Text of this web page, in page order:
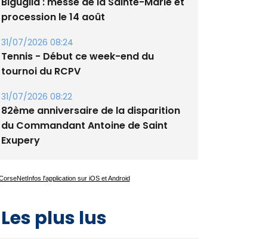
31/07/2026 08:24
Tennis - Début ce week-end du
tournoi du RCPV
31/07/2026 08:22
du Commandant Antoine de Saint
Exupery
Les plus lus
Satine Nomary est la